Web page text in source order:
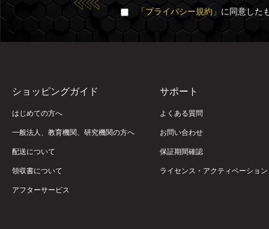
「プライバシー規約」 に同意した
ショッピングガイド
はじめての方へ
一般法人、教育機関、研究機関の方へ
配送について
領収書について
アフターサービス
サポート
よくある質問
お問い合わせ
保証期間確認
ライセンス・アクティベーション